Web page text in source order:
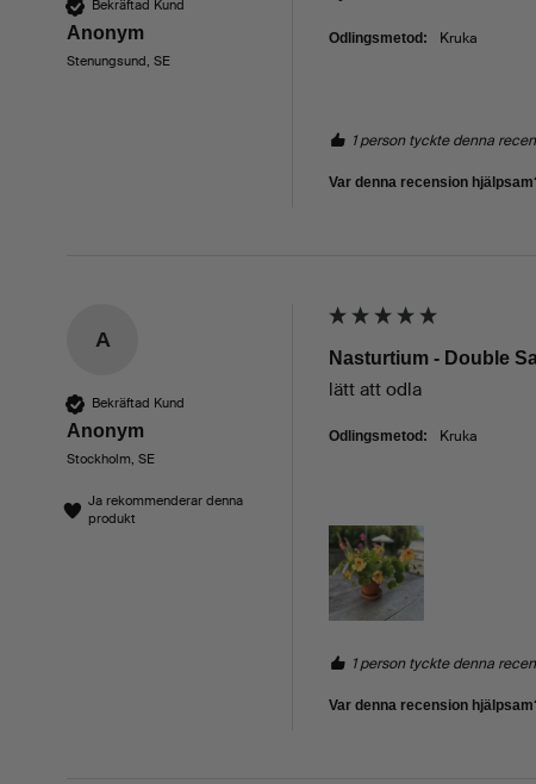
Bekräftad Kund
Anonym
Stenungsund, SE
Odlingsmetod: Kruka
1 person tyckte denna
Var denna recension
A
Bekräftad Kund
Anonym
Stockholm, SE
Ja rekommenderar denna
produkt
Nasturtium - Double
lätt att odla
Odlingsmetod: Kruka
1 person tyckte denna
Var denna recension